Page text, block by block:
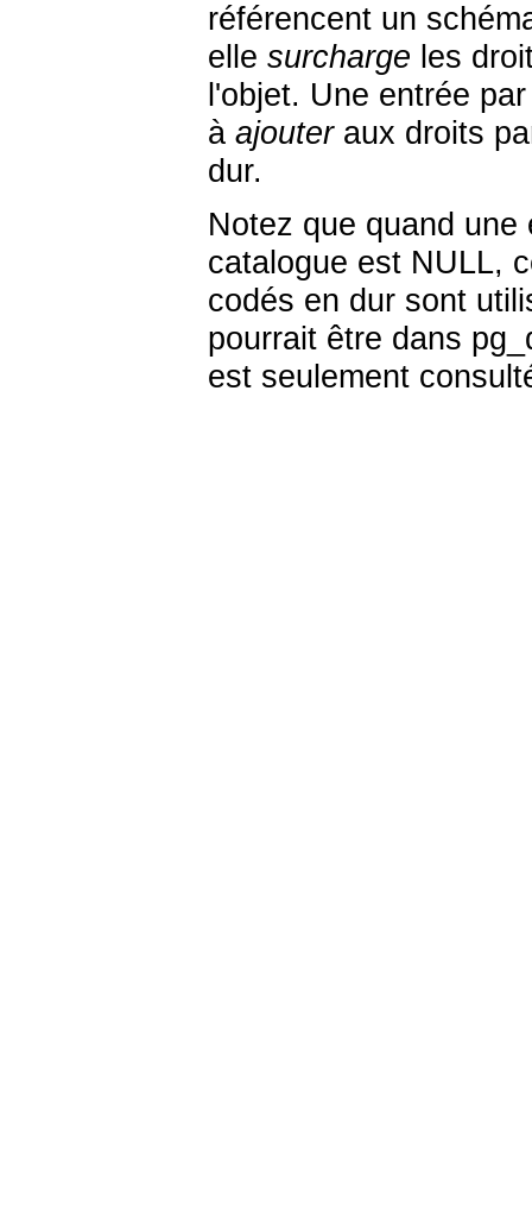
référencent un
elle surcharge les
l'objet. Une entrée
à ajouteraux droits
dur.
Notez que quand
catalogue est NULL,
codés en dur sont
pourrait être dans
est seulement